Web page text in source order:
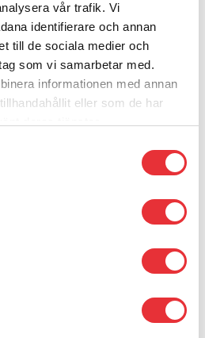
vår trafik. Vi
identifierare och annan
till de sociala medier och
som vi samarbetar med.
informationen med annan
eller som de har